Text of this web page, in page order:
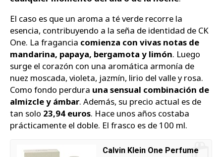
El caso es que un aroma a té verde recorre la
esencia, contribuyendo a la seña de identidad de CK
One. La fragancia comienza con vivas notas de
mandarina, papaya, bergamota y limón. Luego
surge el corazón con una aromática armonía de
nuez moscada, violeta, jazmín, lirio del valle y rosa.
Como fondo perdura una sensual combinación de
almizcle y ámbar. Además, su precio actual es de
tan solo 23,94 euros. Hace unos años costaba
prácticamente el doble. El frasco es de 100 ml.
Calvin Klein One Perfume